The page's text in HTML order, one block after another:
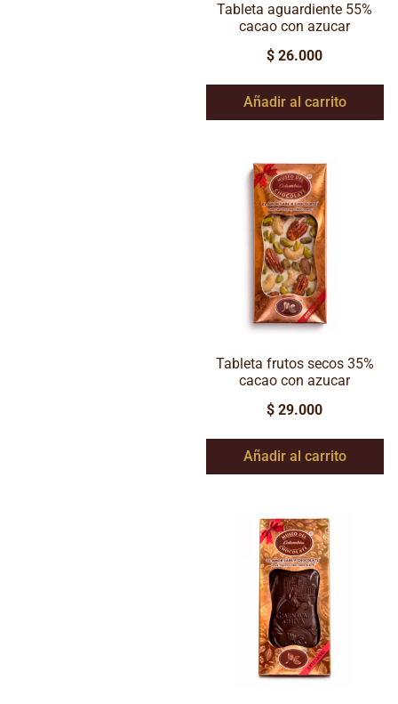
Tableta aguardiente 55%
cacao con azucar
$ 26.000
Añadir al carrito
Tableta frutos secos 35%
cacao con azucar
$ 29.000
Añadir al carrito